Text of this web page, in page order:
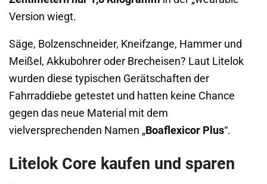
Version wiegt.
Säge, Bolzenschneider, Kneifzange, Hammer und
Meißel, Akkubohrer oder Brecheisen? Laut Litelok
wurden diese typischen Gerätschaften der
Fahrraddiebe getestet und hatten keine Chance
gegen das neue Material mit dem
vielversprechenden Namen „Boaflexicor Plus“.
Litelok Core kaufen und sparen